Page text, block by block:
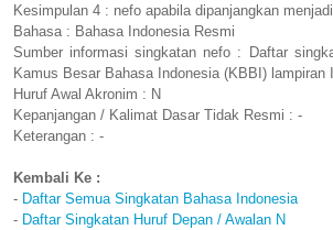
Kesimpulan 4 : nefo apabila dipanjangkan
Bahasa : Bahasa Indonesia Resmi
Sumber informasi singkatan nefo : Daftar
Kamus Besar Bahasa Indonesia (KBBI) lampiran
Huruf Awal Akronim : N
Kepanjangan / Kalimat Dasar Tidak Resmi : -
Keterangan : -
Kembali Ke :
- Daftar Semua Singkatan Bahasa Indonesia
- Daftar Singkatan Huruf Depan / Awalan N